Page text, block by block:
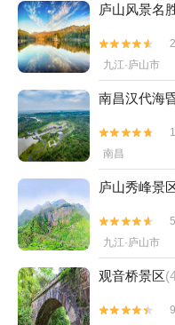
庐山风景名


九江·庐山市
南昌汉代海


南昌
庐山秀峰景


九江·庐山市
观音桥景区

